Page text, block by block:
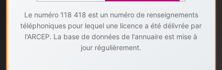
Le numéro 118 418 est un numéro de renseignements
téléphoniques pour lequel une licence a été délivrée par
l'ARCEP. La base de données de l'annuaire est mise à
jour régulièrement.